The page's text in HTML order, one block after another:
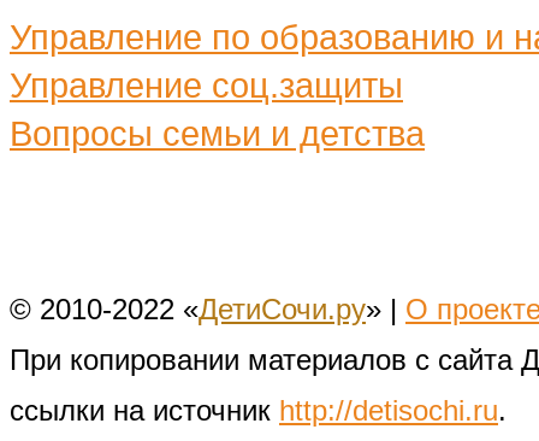
Управление по образованию и
Управление соц.защиты
Вопросы семьи и детства
© 2010-2022 «ДетиСочи.ру» | О
При копировании материалов с сайта
ссылки на источник http://detisochi.ru.